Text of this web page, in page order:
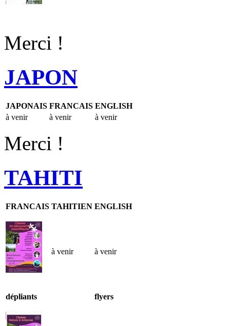
Merci !
JAPON
JAPONAIS FRANCAIS ENGLISH
à venir
à venir à venir
Merci !
TAHITI
FRANCAIS TAHITIEN ENGLISH
à venir à venir
dépliants flyers